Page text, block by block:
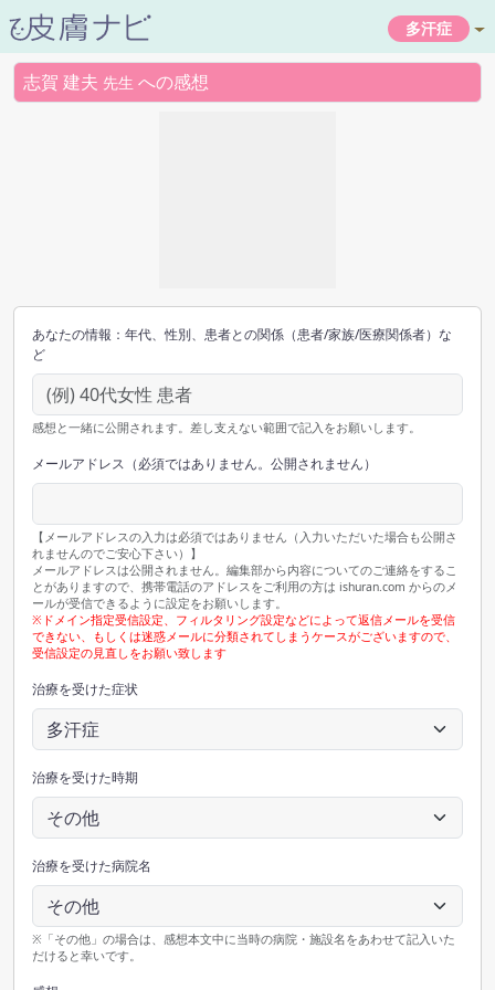
多汗症
志賀 建夫 先生 への感想
あなたの情報：年代、性別、患者との関係（患者/家族/医療関係者）な
ど
感想と一緒に公開されます。差し支えない範囲で記入をお願いします。
メールアドレス（必須ではありません。公開されません）
【メールアドレスの入力は必須ではありません（入力いただいた場合も公開さ
れませんのでご安心下さい）】
メールアドレスは公開されません。編集部から内容についてのご連絡をするこ
とがありますので、携帯電話のアドレスをご利用の方は ishuran.com からのメ
ールが受信できるように設定をお願いします。
※ドメイン指定受信設定、フィルタリング設定などによって返信メールを受信
できない、もしくは迷惑メールに分類されてしまうケースがございますので、
受信設定の見直しをお願い致します
治療を受けた症状
治療を受けた時期
治療を受けた病院名
※「その他」の場合は、感想本文中に当時の病院・施設名をあわせて記入いた
だけると幸いです。